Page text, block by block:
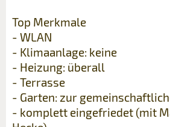
Top Merkmale
- WLAN
- Klimaanlage: keine
- Heizung: überall
- Terrasse
- Garten: zur
- komplett eingefriedet (mit